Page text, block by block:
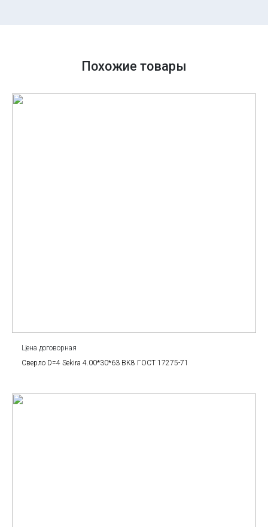
Похожие товары
Цена договорная
Сверло D=4 Sekira 4.00*30*63 BK8 ГОСТ 17275-71